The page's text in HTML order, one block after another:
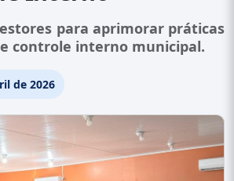
para aprimorar práticas
controle interno municipal.
de 2026